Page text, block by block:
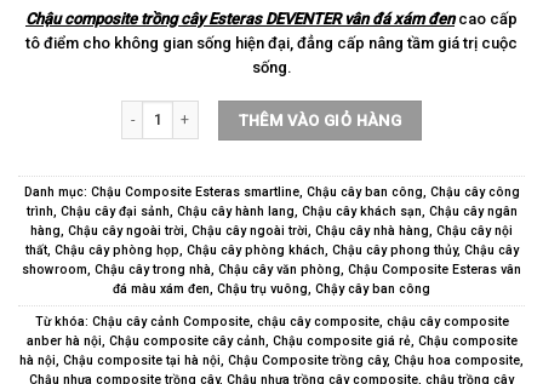
Chậu composite trồng cây Esteras DEVENTER vân đá xám đencao cấp
tô điểm cho không gian sống hiện đại, đẳng cấp nâng tầm giá trị cuộc
sống.
Chậu composite trồng cây Esteras DEVENTER vân đá xám đen
THÊM VÀO GIỎ HÀNG
Danh mục: Chậu Composite Esteras smartline, Chậu cây ban công, Chậu cây công
trình, Chậu cây đại sảnh, Chậu cây hành lang, Chậu cây khách sạn, Chậu cây ngân
hàng, Chậu cây ngoài trời, Chậu cây ngoài trời, Chậu cây nhà hàng, Chậu cây nội
thất, Chậu cây phòng họp, Chậu cây phòng khách, Chậu cây phong thủy, Chậu cây
showroom, Chậu cây trong nhà, Chậu cây văn phòng, Chậu Composite Esteras vân
đá màu xám đen, Chậu trụ vuông, Chậy cây ban công
Từ khóa: Chậu cây cảnh Composite, chậu cây composite, chậu cây composite
anber hà nội, Chậu composite cây cảnh, Chậu composite giá rẻ, Chậu composite
hà nội, Chậu composite tại hà nội, Chậu Composite trồng cây, Chậu hoa composite,
Chậu nhựa composite trồng cây, Chậu nhựa trồng cây composite, chậu trồng cây